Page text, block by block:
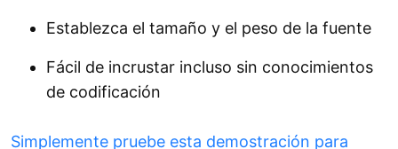
Establezca el tamaño y el peso de la fuente
Fácil de incrustar incluso sin conocimientos
de codificación
Simplemente pruebe esta demostración para